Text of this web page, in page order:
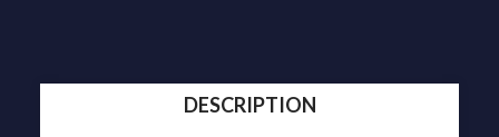
DESCRIPTION